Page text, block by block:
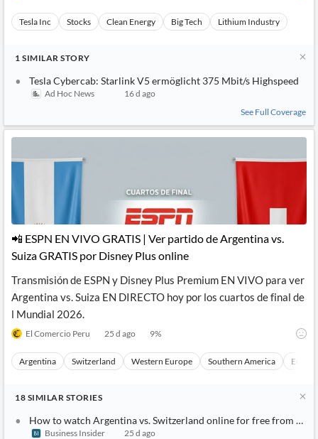
Tesla Inc Stocks Clean Energy Big Tech Lithium Industry
1 SIMILAR STORY
Tesla Cybercab: Starlink V5 ermöglicht 375 Mbit/s Highspeed
Ad Hoc News
16 d ago
See Full Coverage
📲​ ESPN EN VIVO GRATIS | Ver partido de Argentina vs.
Suiza GRATIS por Disney Plus online
Transmisión de ESPN y Disney Plus Premium EN VIVO para ver
Argentina vs. Suiza EN DIRECTO hoy por los cuartos de final de
l Mundial 2026.
El Comercio Peru 25 d ago 9%
Argentina Switzerland Western Europe Southern America Europe
18 SIMILAR STORIES
How to watch Argentina vs. Switzerland online for free from
Business Insider 25 d ago